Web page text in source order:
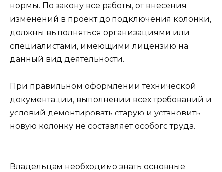
нормы. По закону все работы, от внесения
изменений в проект до подключения колонки,
должны выполняться организациями или
специалистами, имеющими лицензию на
данный вид деятельности.
При правильном оформлении технической
документации, выполнении всех требований и
условий демонтировать старую и установить
новую колонку не составляет особого труда.
Владельцам необходимо знать основные